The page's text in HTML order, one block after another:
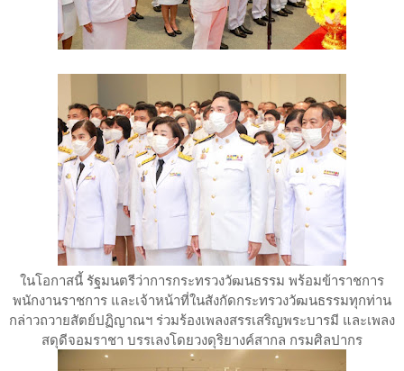
ในโอกาสนี้ รัฐมนตรีว่าการกระทรวงวัฒนธรรม พร้อมข้าราชการ
พนักงานราชการ และเจ้าหน้าที่ในสังกัดกระทรวงวัฒนธรรมทุกท่าน
กล่าวถวายสัตย์ปฏิญาณฯ ร่วมร้องเพลงสรรเสริญพระบารมี และเพลง
สดุดีจอมราชา บรรเลงโดยวงดุริยางค์สากล กรมศิลปากร